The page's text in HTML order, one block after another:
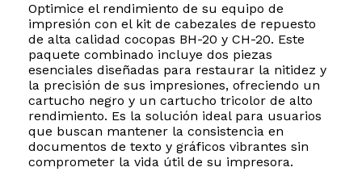
Optimice el rendimiento de su equipo de
impresión con el kit de cabezales de repuesto
de alta calidad cocopas BH-20 y CH-20. Este
paquete combinado incluye dos piezas
esenciales diseñadas para restaurar la nitidez y
la precisión de sus impresiones, ofreciendo un
cartucho negro y un cartucho tricolor de alto
rendimiento. Es la solución ideal para usuarios
que buscan mantener la consistencia en
documentos de texto y gráficos vibrantes sin
comprometer la vida útil de su impresora.